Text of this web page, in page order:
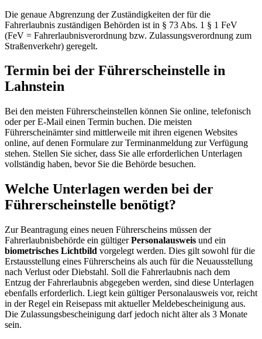
Die genaue Abgrenzung der Zuständigkeiten der für die
Fahrerlaubnis zuständigen Behörden ist in § 73 Abs. 1 § 1 FeV
(FeV = Fahrerlaubnisverordnung bzw. Zulassungsverordnung zum
Straßenverkehr) geregelt.
Termin bei der Führerscheinstelle in
Lahnstein
Bei den meisten Führerscheinstellen können Sie online, telefonisch
oder per E-Mail einen Termin buchen. Die meisten
Führerscheinämter sind mittlerweile mit ihren eigenen Websites
online, auf denen Formulare zur Terminanmeldung zur Verfügung
stehen. Stellen Sie sicher, dass Sie alle erforderlichen Unterlagen
vollständig haben, bevor Sie die Behörde besuchen.
Welche Unterlagen werden bei der
Führerscheinstelle benötigt?
Zur Beantragung eines neuen Führerscheins müssen der
Fahrerlaubnisbehörde ein gültigerPersonalausweis und ein
biometrisches Lichtbild vorgelegt werden. Dies gilt sowohl für die
Erstausstellung eines Führerscheins als auch für die Neuausstellung
nach Verlust oder Diebstahl. Soll die Fahrerlaubnis nach dem
Entzug der Fahrerlaubnis abgegeben werden, sind diese Unterlagen
ebenfalls erforderlich. Liegt kein gültiger Personalausweis vor, reicht
in der Regel ein Reisepass mit aktueller Meldebescheinigung aus.
Die Zulassungsbescheinigung darf jedoch nicht älter als 3 Monate
sein.